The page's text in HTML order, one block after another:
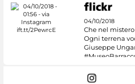
04/10/2018
Che nel
Ogni terrena
Giuseppe